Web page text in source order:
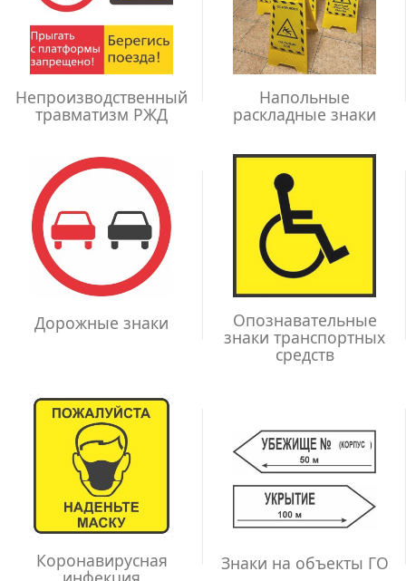
Непроизводственный
травматизм РЖД
Напольные
раскладные знаки
Дорожные знаки Опознавательные
знаки транспортных
средств
Коронавирусная Знаки на объекты ГО